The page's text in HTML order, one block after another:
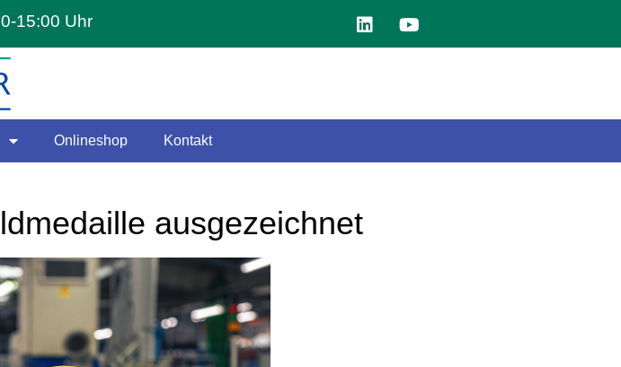
15:00 Uhr
Onlineshop Kontakt
ausgezeichnet